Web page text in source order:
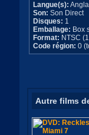
Langue(s):
Son: Son Direct
Disques: 1
Emballage: Box
Format: NTSC
Code région: 0
Autre films